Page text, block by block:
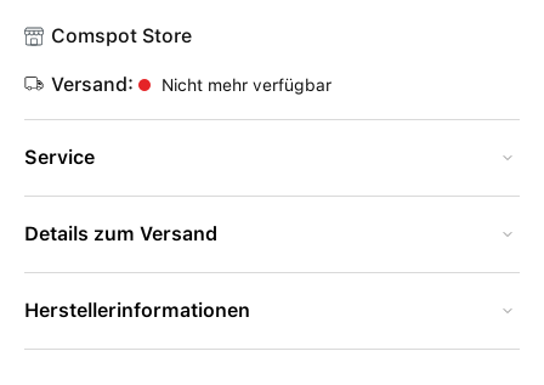
Comspot Store
Versand: Nicht mehr verfügbar
Service
Details zum Versand
Herstellerinformationen